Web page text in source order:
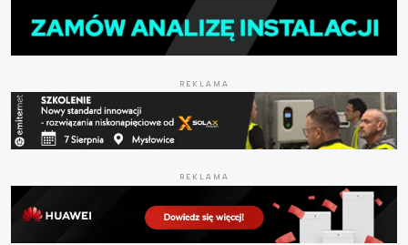
REKLAMA
REKLAMA